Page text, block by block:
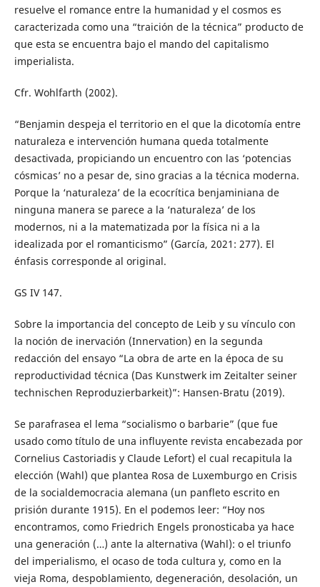
resuelve el romance entre la humanidad y el cosmos es
caracterizada como una “traición de la técnica” producto de
que esta se encuentra bajo el mando del capitalismo
imperialista.
Cfr. Wohlfarth (2002).
“Benjamin despeja el territorio en el que la dicotomía entre
naturaleza e intervención humana queda totalmente
desactivada, propiciando un encuentro con las ‘potencias
cósmicas’ no a pesar de, sino gracias a la técnica moderna.
Porque la ‘naturaleza’ de la ecocrítica benjaminiana de
ninguna manera se parece a la ‘naturaleza’ de los
modernos, ni a la matematizada por la física ni a la
idealizada por el romanticismo” (García, 2021: 277). El
énfasis corresponde al original.
GS IV 147.
Sobre la importancia del concepto de Leib y su vínculo con
la noción de inervación (Innervation) en la segunda
redacción del ensayo “La obra de arte en la época de su
reproductividad técnica (Das Kunstwerk im Zeitalter seiner
technischen Reproduzierbarkeit)”: Hansen-Bratu (2019).
Se parafrasea el lema “socialismo o barbarie” (que fue
usado como título de una influyente revista encabezada por
Cornelius Castoriadis y Claude Lefort) el cual recapitula la
elección (Wahl) que plantea Rosa de Luxemburgo en Crisis
de la socialdemocracia alemana (un panfleto escrito en
prisión durante 1915). En el podemos leer: “Hoy nos
encontramos, como Friedrich Engels pronosticaba ya hace
una generación (…) ante la alternativa (Wahl): o el triunfo
del imperialismo, el ocaso de toda cultura y, como en la
vieja Roma, despoblamiento, degeneración, desolación, un